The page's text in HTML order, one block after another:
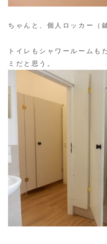
ちゃんと、個人ロッカー（
トイレもシャワールームも
ミだと思う。